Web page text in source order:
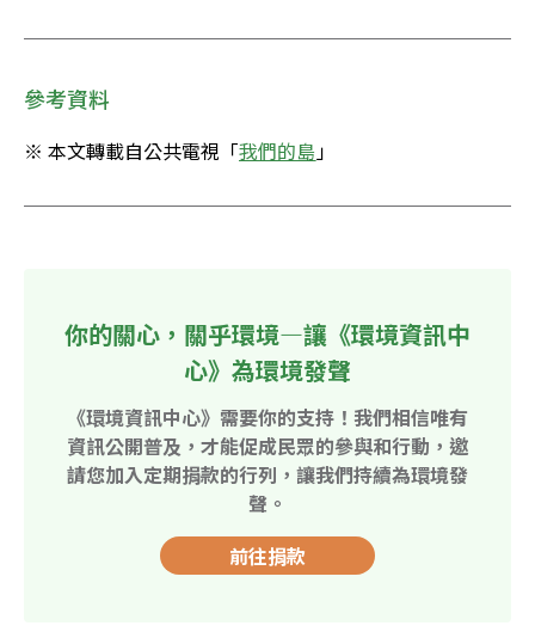
參考資料
※ 本文轉載自公共電視「我們的島 」
你的關心，關乎環境—讓《環境資訊中
心》為環境發聲
《環境資訊中心》需要你的支持！我們相信唯有
資訊公開普及，才能促成民眾的參與和行動，邀
請您加入定期捐款的行列，讓我們持續為環境發
聲。
前往捐款